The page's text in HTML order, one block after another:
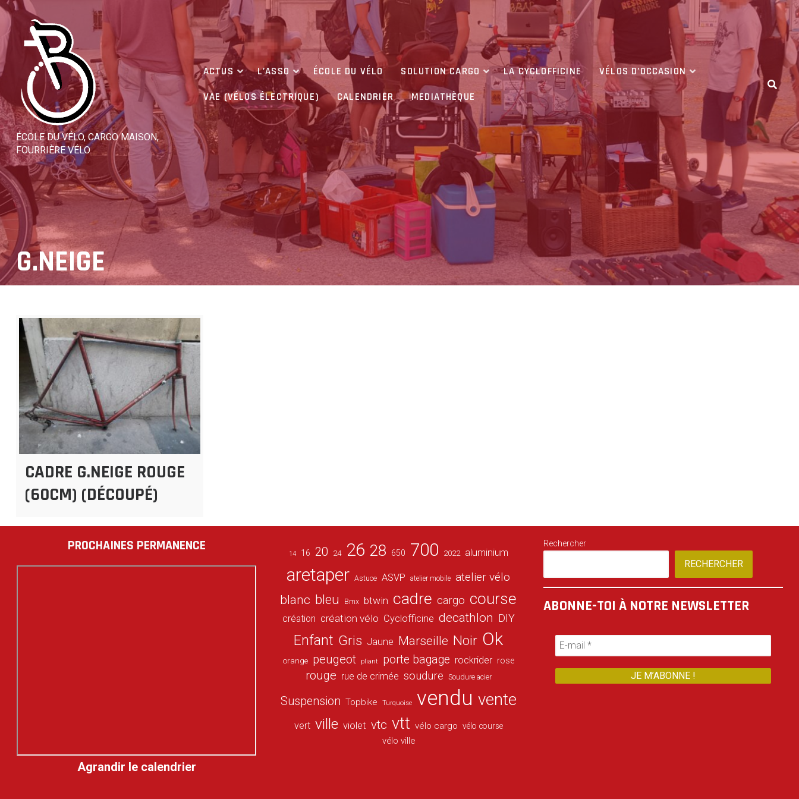
Skip
content
ÉCOLE DU VÉLO, CARGO MAISON,
FOURRIÈRE VÉLO
ACTUS L’ASSO ÉCOLE DU VÉLO SOLUTION CARGO LA CYCLOFFICINE
VÉLOS D’OCCASION
VAE (VÉLOS ÉLECTRIQUE)
CALENDRIER MEDIATHÈQUE
G.NEIGE
CADRE G.NEIGE ROUGE
(60CM) (DÉCOUPÉ)
PROCHAINES PERMANENCE
Agrandir le calendrier
14 16 20 24 26 28 650 700 2022 aluminium
aretaper Astuce ASVP atelier mobile atelier vélo
blanc bleu Bmx btwin cadre cargo course
création création vélo Cyclofficine decathlon DIY
Enfant Gris Jaune Marseille Noir Ok
orange peugeot pliant porte bagage rockrider rose
rouge rue de crimée soudure Soudure acier
Suspension Topbike Turquoise vendu vente
vert ville violet vtc vtt vélo cargo vélo course
vélo ville
Rechercher
RECHERCHER
ABONNE-TOI À NOTRE NEWSLETTER